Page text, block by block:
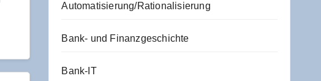
Automatisierung/Rationalisierung
Bank- und Finanzgeschichte
Bank-IT